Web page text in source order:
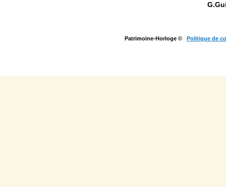
Patrimoine-Horloge © Politique de